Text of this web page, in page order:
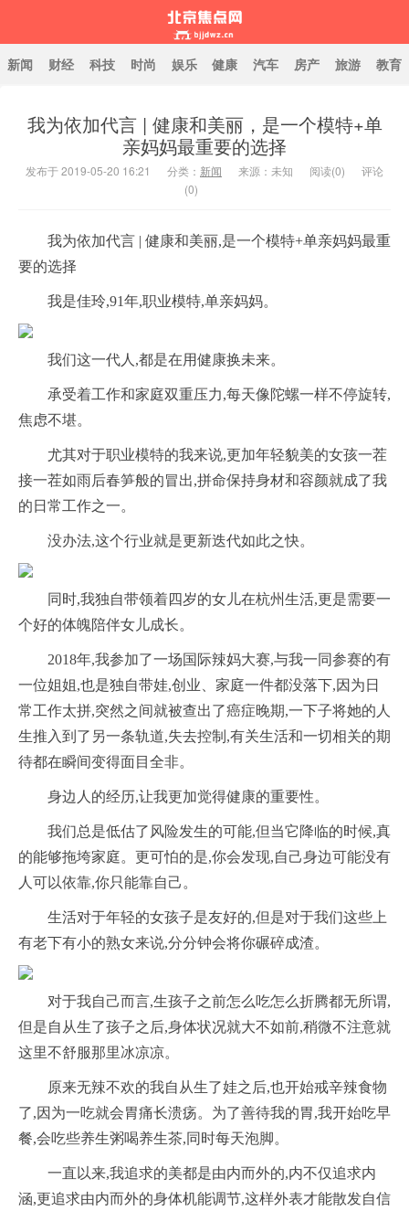
北京焦点网
新闻 财经 科技 时尚 娱乐 健康 汽车 房产 旅游 教育
我为依加代言 | 健康和美丽，是一个模特+单
亲妈妈最重要的选择
发布于 2019-05-20 16:21 分类： 新闻 来源：未知 阅读(0)
评论
(0)
我为依加代言 | 健康和美丽,是一个模特+单亲妈妈最重
要的选择
我是佳玲,91年,职业模特,单亲妈妈。
我们这一代人,都是在用健康换未来。
承受着工作和家庭双重压力,每天像陀螺一样不停旋转,
焦虑不堪。
尤其对于职业模特的我来说,更加年轻貌美的女孩一茬
接一茬如雨后春笋般的冒出,拼命保持身材和容颜就成了我
的日常工作之一。
没办法,这个行业就是更新迭代如此之快。
同时,我独自带领着四岁的女儿在杭州生活,更是需要一
个好的体魄陪伴女儿成长。
2018年,我参加了一场国际辣妈大赛,与我一同参赛的有
一位姐姐,也是独自带娃,创业、家庭一件都没落下,因为日
常工作太拼,突然之间就被查出了癌症晚期,一下子将她的人
生推入到了另一条轨道,失去控制,有关生活和一切相关的期
待都在瞬间变得面目全非。
身边人的经历,让我更加觉得健康的重要性。
我们总是低估了风险发生的可能,但当它降临的时候,真
的能够拖垮家庭。更可怕的是,你会发现,自己身边可能没有
人可以依靠,你只能靠自己。
生活对于年轻的女孩子是友好的,但是对于我们这些上
有老下有小的熟女来说,分分钟会将你碾碎成渣。
对于我自己而言,生孩子之前怎么吃怎么折腾都无所谓,
但是自从生了孩子之后,身体状况就大不如前,稍微不注意就
这里不舒服那里冰凉凉。
原来无辣不欢的我自从生了娃之后,也开始戒辛辣食物
了,因为一吃就会胃痛长溃疡。为了善待我的胃,我开始吃早
餐,会吃些养生粥喝养生茶,同时每天泡脚。
一直以来,我追求的美都是由内而外的,内不仅追求内
涵,更追求由内而外的身体机能调节,这样外表才能散发自信